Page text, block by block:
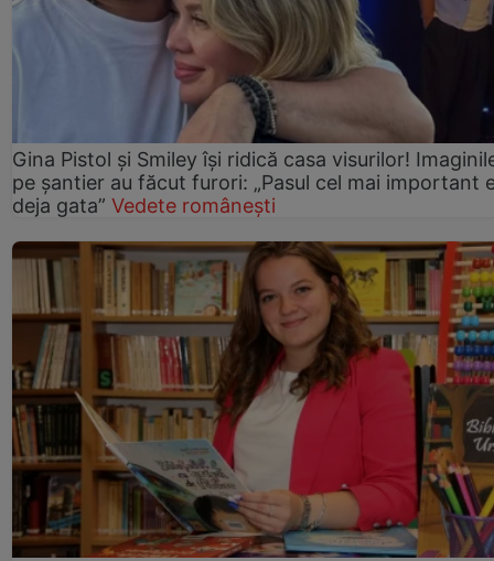
Gina Pistol și Smiley își ridică casa visurilor!
pe șantier au făcut furori: „Pasul cel mai important
deja gata” Vedete românești